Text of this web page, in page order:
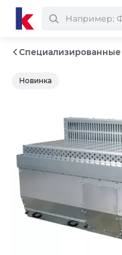
Новинка